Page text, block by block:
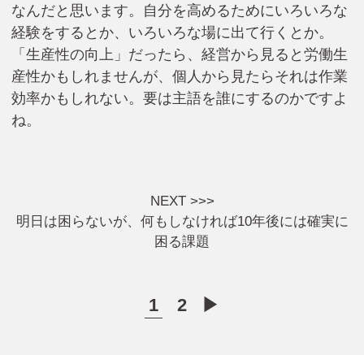
なんだと思います。自分を高めるためにいろいろな
経験をするとか、いろいろな場に出て行くとか。
「生産性の向上」だったら、経営から見ると労働生
産性かもしれませんが、個人から見たらそれは作業
効率かもしれない。要は主語を誰にするのかですよ
ね。
NEXT >>>
明日は困らないが、何もしなければ10年後には確実に
困る課題
1 2 ▶︎